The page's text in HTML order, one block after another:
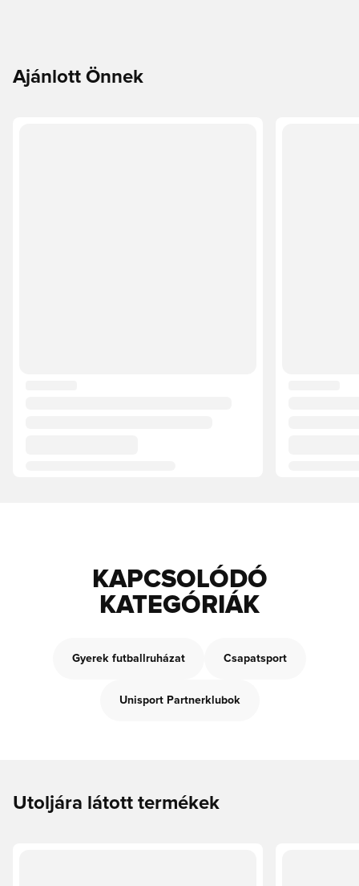
Ajánlott Önnek
KAPCSOLÓDÓ
KATEGÓRIÁK
Gyerek futballruházat Csapatsport
Unisport Partnerklubok
Utoljára látott termékek